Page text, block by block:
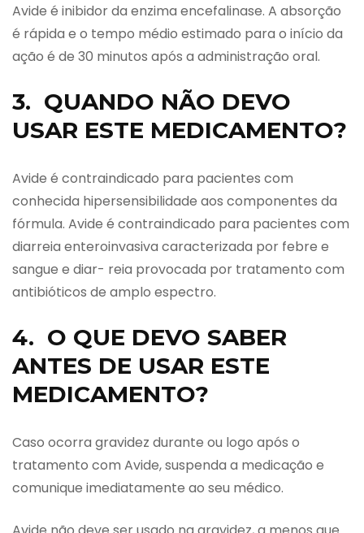
Avide é inibidor da enzima encefalinase. A absorção
é rápida e o tempo médio estimado para o início da
ação é de 30 minutos após a administração oral.
3. QUANDO NÃO DEVO
USAR ESTE MEDICAMENTO?
Avide é contraindicado para pacientes com
conhecida hipersensibilidade aos componentes da
fórmula. Avide é contraindicado para pacientes com
diarreia enteroinvasiva caracterizada por febre e
sangue e diar- reia provocada por tratamento com
antibióticos de amplo espectro.
4. O QUE DEVO SABER
ANTES DE USAR ESTE
MEDICAMENTO?
Caso ocorra gravidez durante ou logo após o
tratamento com Avide, suspenda a medicação e
comunique imediatamente ao seu médico.